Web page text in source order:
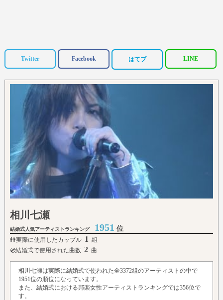
Twitter Facebook はてブ LINE
相川七瀬
結婚式人気アーティストランキング 1951 位
👫実際に使用したカップル 1 組
💿結婚式で使用された曲数 2 曲
相川七瀬は実際に結婚式で使われた全3372組のアーティストの中で
1951位の順位になっています。
また、結婚式における邦楽女性アーティストランキングでは356位で
す。